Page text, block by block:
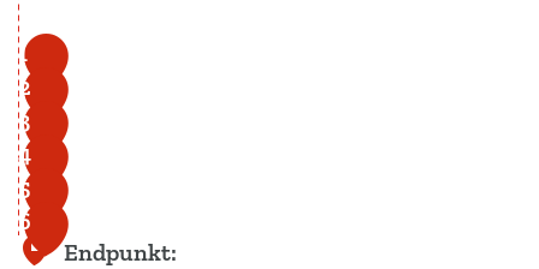
1
2
3
4
5
6
Endpunkt: